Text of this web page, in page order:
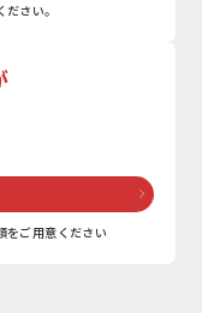
さい。
をご用意ください